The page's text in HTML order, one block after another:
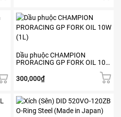
Dầu phuộc CHAMPION
PRORACING GP FORK OIL 10W
300,000₫